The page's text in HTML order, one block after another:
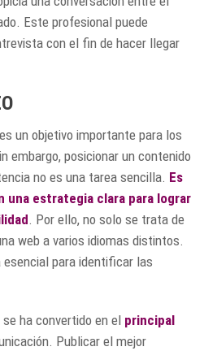
Este profesional puede
con el fin de hacer llegar
un objetivo importante para los
embargo, posicionar un contenido
no es una tarea sencilla. Es
una estrategia clara para lograr
. Por ello, no solo se trata de
web a varios idiomas distintos.
para identificar las
ha convertido en el principal
Publicar el mejor